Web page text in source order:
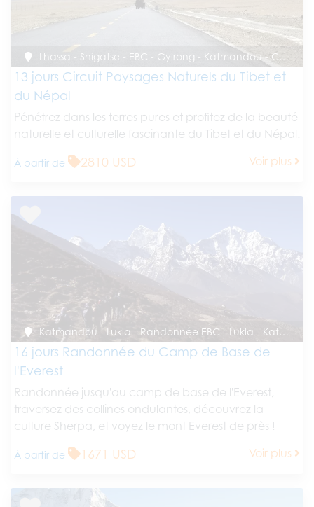
Lhassa - Shigatse - EBC - Gyirong - Katmandou - Chitwan - Katmandou
13 jours Circuit Paysages Naturels du Tibet et
du Népal
Pénétrez dans les terres pures et profitez de la beauté
naturelle et culturelle fascinante du Tibet et du Népal.
À partir de 2810 USD Voir plus
Katmandou - Lukla - Randonnée EBC - Lukla - Katmandou
16 jours Randonnée du Camp de Base de
l'Everest
Randonnée jusqu'au camp de base de l'Everest,
traversez des collines ondulantes, découvrez la
culture Sherpa, et voyez le mont Everest de près !
À partir de 1671 USD Voir plus